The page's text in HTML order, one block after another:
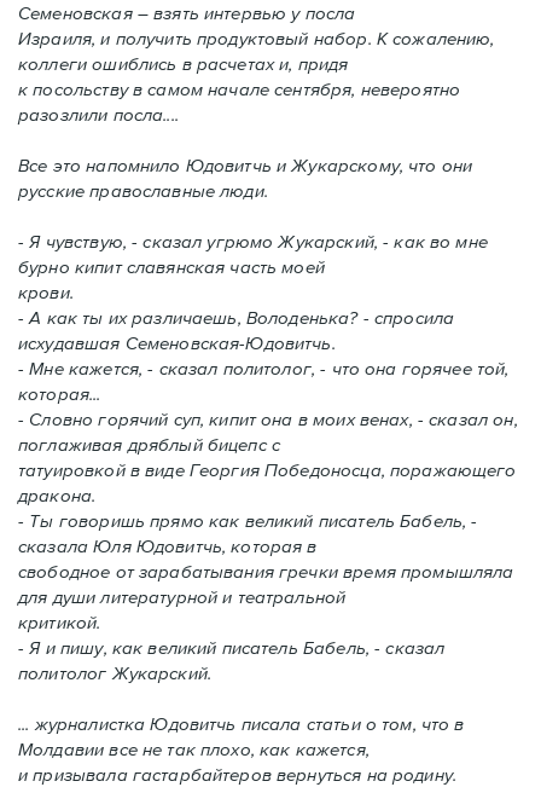
Семеновская – взять интервью у посла
Израиля, и получить продуктовый набор. К сожалению,
коллеги ошиблись в расчетах и, придя
к посольству в самом начале сентября, невероятно
разозлили посла....
Все это напомнило Юдовитчь и Жукарскому, что они
русские православные люди.
- Я чувствую, - сказал угрюмо Жукарский, - как во мне
бурно кипит славянская часть моей
крови.
- А как ты их различаешь, Володенька? - спросила
исхудавшая Семеновская-Юдовитчь.
- Мне кажется, - сказал политолог, - что она горячее той,
которая...
- Словно горячий суп, кипит она в моих венах, - сказал он,
поглаживая дряблый бицепс с
татуировкой в виде Георгия Победоносца, поражающего
дракона.
- Ты говоришь прямо как великий писатель Бабель, -
сказала Юля Юдовитчь, которая в
свободное от зарабатывания гречки время промышляла
для души литературной и театральной
критикой.
- Я и пишу, как великий писатель Бабель, - сказал
политолог Жукарский.
... журналистка Юдовитчь писала статьи о том, что в
Молдавии все не так плохо, как кажется,
и призывала гастарбайтеров вернуться на родину.